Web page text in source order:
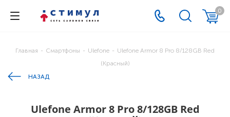
0
Главная - Смартфоны - Ulefone - Ulefone Armor 8 Pro 8/128GB Red
(Красный)
НАЗАД
Ulefone Armor 8 Pro 8/128GB Red